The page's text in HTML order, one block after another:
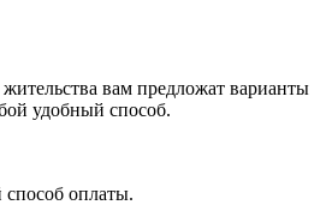
вам предложат варианты
удобный способ.
оплаты.